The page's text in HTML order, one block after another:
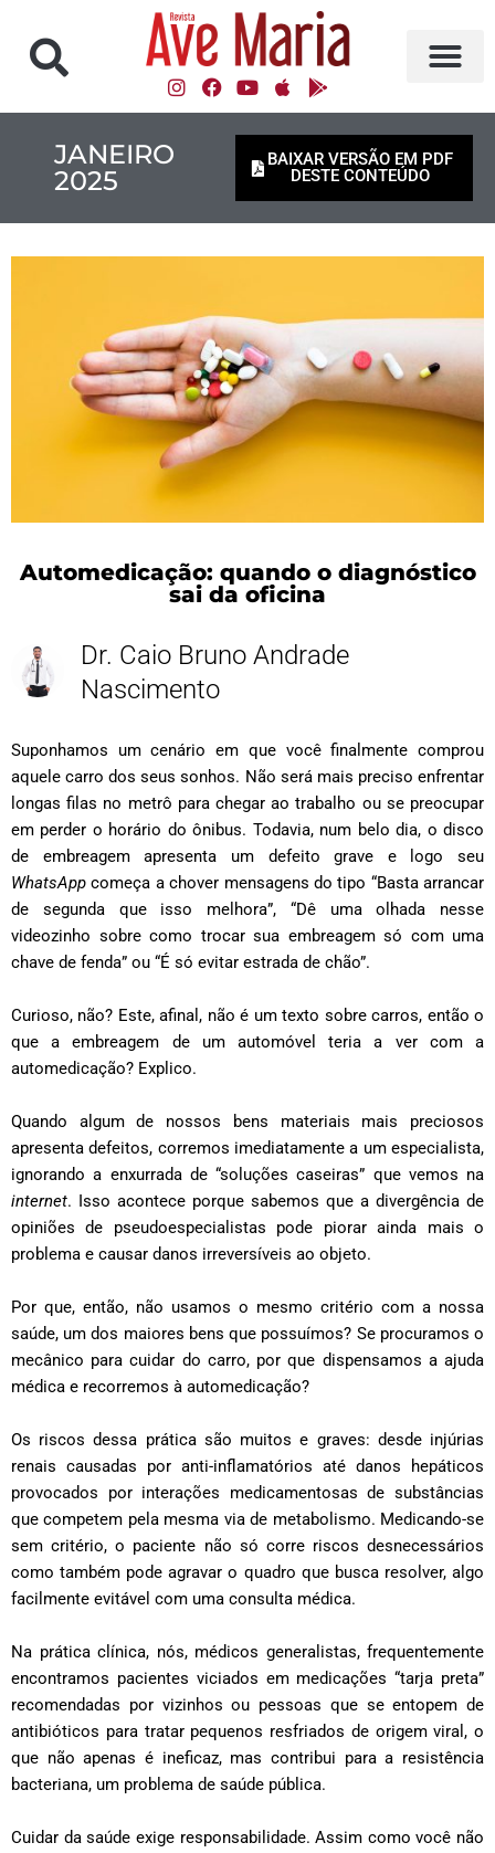
JANEIRO
2025
BAIXAR VERSÃO EM PDF
DESTE CONTEÚDO
Automedicação: quando o diagnóstico
sai da oficina
Dr. Caio Bruno Andrade
Nascimento
Suponhamos um cenário em que você finalmente comprou
aquele carro dos seus sonhos. Não será mais preciso enfrentar
longas filas no metrô para chegar ao trabalho ou se preocupar
em perder o horário do ônibus. Todavia, num belo dia, o disco
de embreagem apresenta um defeito grave e logo seu
WhatsApp começa a chover mensagens do tipo “Basta arrancar
de segunda que isso melhora”, “Dê uma olhada nesse
videozinho sobre como trocar sua embreagem só com uma
chave de fenda” ou “É só evitar estrada de chão”.
Curioso, não? Este, afinal, não é um texto sobre carros, então o
que a embreagem de um automóvel teria a ver com a
automedicação? Explico.
Quando algum de nossos bens materiais mais preciosos
apresenta defeitos, corremos imediatamente a um especialista,
ignorando a enxurrada de “soluções caseiras” que vemos na
internet. Isso acontece porque sabemos que a divergência de
opiniões de pseudoespecialistas pode piorar ainda mais o
problema e causar danos irreversíveis ao objeto.
Por que, então, não usamos o mesmo critério com a nossa
saúde, um dos maiores bens que possuímos? Se procuramos o
mecânico para cuidar do carro, por que dispensamos a ajuda
médica e recorremos à automedicação?
Os riscos dessa prática são muitos e graves: desde injúrias
renais causadas por anti-inflamatórios até danos hepáticos
provocados por interações medicamentosas de substâncias
que competem pela mesma via de metabolismo. Medicando-se
sem critério, o paciente não só corre riscos desnecessários
como também pode agravar o quadro que busca resolver, algo
facilmente evitável com uma consulta médica.
Na prática clínica, nós, médicos generalistas, frequentemente
encontramos pacientes viciados em medicações “tarja preta”
recomendadas por vizinhos ou pessoas que se entopem de
antibióticos para tratar pequenos resfriados de origem viral, o
que não apenas é ineficaz, mas contribui para a resistência
bacteriana, um problema de saúde pública.
Cuidar da saúde exige responsabilidade. Assim como você não